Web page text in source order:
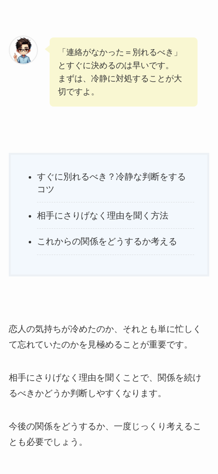
「連絡がなかった＝別れるべき」
とすぐに決めるのは早いです。
まずは、冷静に対処することが大
切ですよ。
すぐに別れるべき？冷静な判断をする
コツ
相手にさりげなく理由を聞く方法
これからの関係をどうするか考える
恋人の気持ちが冷めたのか、それとも単に忙しく
て忘れていたのかを見極めることが重要です。
相手にさりげなく理由を聞くことで、関係を続け
るべきかどうか判断しやすくなります。
今後の関係をどうするか、一度じっくり考えるこ
とも必要でしょう。